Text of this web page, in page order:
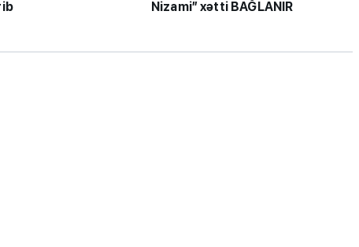
Nizami” xətti BAĞLANIR
və qəbul
marafonu başa çatdı,